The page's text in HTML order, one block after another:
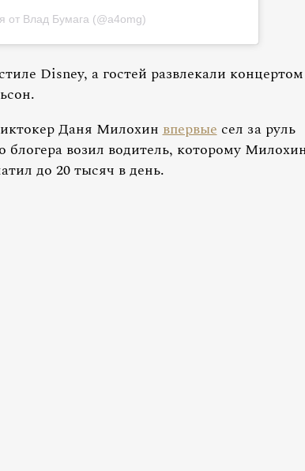
от Влад Бумага (@a4omg)
Disney, а гостей развлекали концертом
Даня Милохинвпервыесел за руль
блогера возил водитель, которому
до 20 тысяч в день.